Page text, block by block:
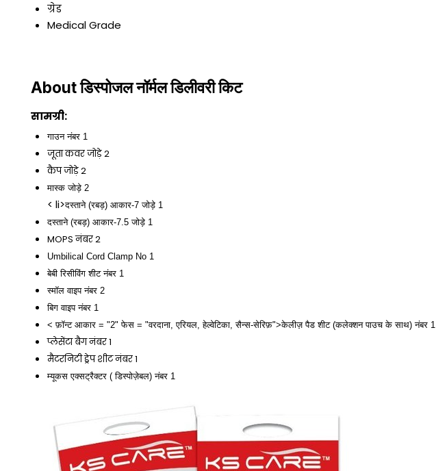
ग्रेड
Medical Grade
About डिस्पोजल नॉर्मल डिलीवरी किट
सामग्री:
गाउन नंबर 1
जूता कवर जोड़े 2
कैप जोड़े 2
मास्क जोड़े 2
< li>दस्ताने (रबड़) आकार-7 जोड़े 1
दस्ताने (रबड़) आकार-7.5 जोड़े 1
MOPS नंबर 2
Umbilical Cord Clamp No 1
बेबी रिसीविंग शीट नंबर 1
स्मॉल वाइप नंबर 2
बिग वाइप नंबर 1
< फ़ॉन्ट आकार = "2" फेस = "वरदाना, एरियल, हेल्वेटिका, सैन्स-सेरिफ़">केलीज़ पैड शीट (कलेक्शन पाउच के साथ) नंबर 1
प्लेसेंटा बैग नंबर 1
मैटरनिटी ड्रेप शीट नंबर 1
म्यूकस एक्सट्रैक्टर ( डिस्पोज़ेबल) नंबर 1